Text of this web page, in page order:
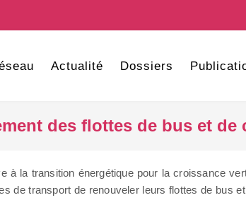
Actualité Dossiers
des flottes de bus et de
à la transition énergétique pour la croissance
de transport de renouveler leurs flottes de bus